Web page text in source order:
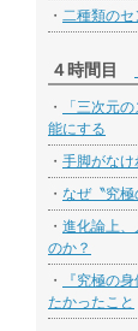
・ 二種類のセ
４時間目
・
「三次元
能にする
・ 手脚がな
・ なぜ〝究
・ 進化論上
のか？
・
『究極の
たかったこと